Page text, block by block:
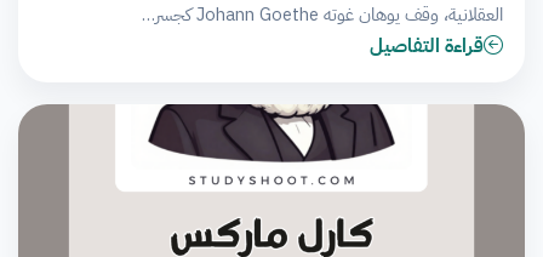
العقلانية، وقف يوهان غوته Johann Goethe كجسر…
قراءة التفاصيل